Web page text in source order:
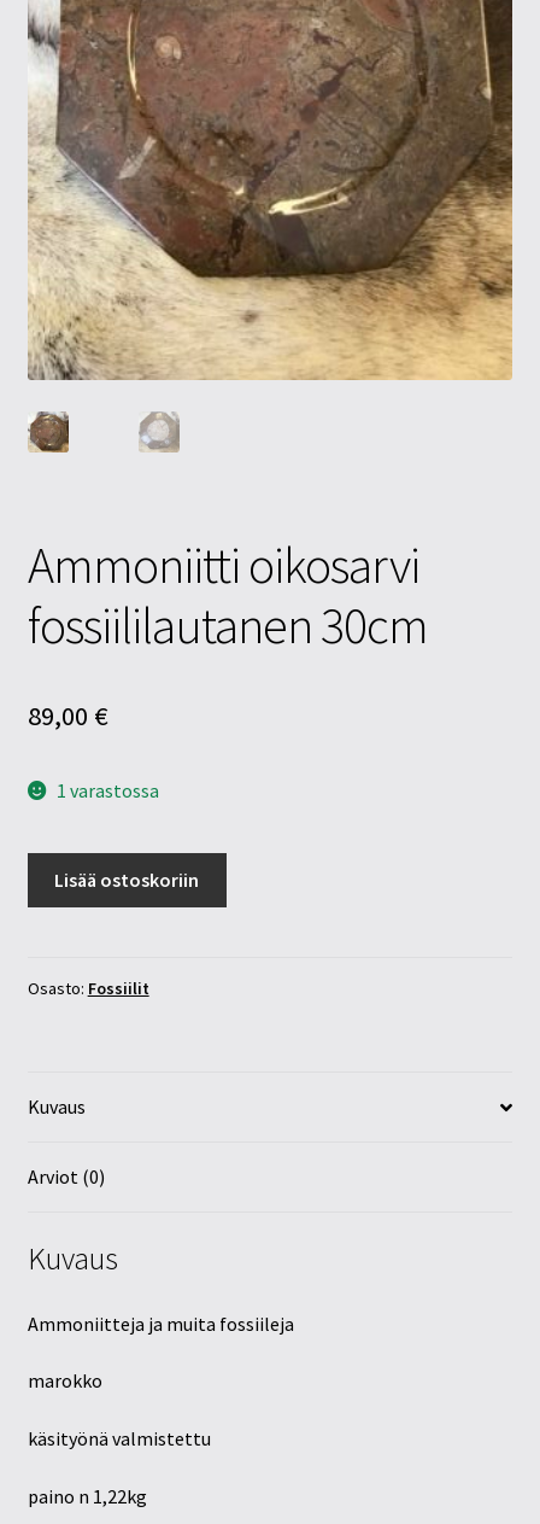
Tietosuojaseloste
Tuotteet
Yritysinfo
Ammoniitti oikosarvi
fossiililautanen 30cm
89,00 €
1 varastossa
määrä
Lisää ostoskoriin
Osasto: Fossiilit
Kuvaus
Arviot (0)
Kuvaus
Ammoniitteja ja muita fossiileja
marokko
käsityönä valmistettu
paino n 1,22kg